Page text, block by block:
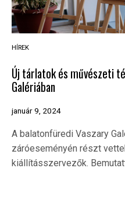
HÍREK
Új tárlatok és művészeti
Galériában
január 9, 2024
A balatonfüredi Vaszary
záróeseményén részt
kiállításszervezők.